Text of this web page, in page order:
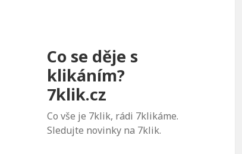
Co se děje s
klikáním?
7klik.cz
Co vše je 7klik, rádi 7klikáme.
Sledujte novinky na 7klik.